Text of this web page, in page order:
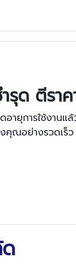
รุด ตีรา
ายุการใช้งานแ
งคุณอย่างรวดเร็ว